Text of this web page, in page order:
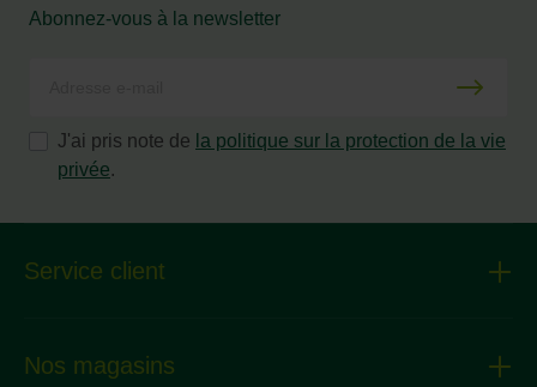
Abonnez-vous à la newsletter
J'ai pris note de la politique sur la protection de la vie
privée.
Service client
Nos magasins